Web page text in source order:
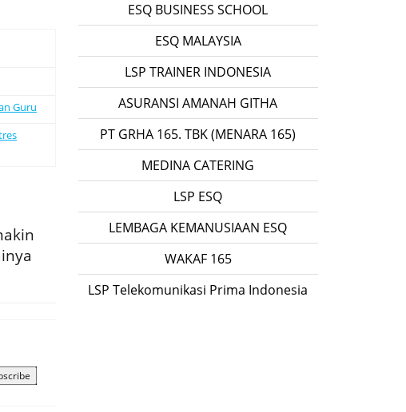
Guru
ESQ BUSINESS SCHOOL
ESQ MALAYSIA
LSP TRAINER INDONESIA
ASURANSI AMANAH GITHA
PT GRHA 165. TBK (MENARA 165)
MEDINA CATERING
LSP ESQ
LEMBAGA KEMANUSIAAN ESQ
WAKAF 165
LSP Telekomunikasi Prima Indonesia